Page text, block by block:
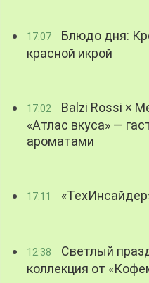
17:07
Блюдо дня:
красной икрой
17:02
Balzi Rossi ×
«Атлас вкуса» —
ароматами
17:11
12:38
Светлый
коллекция от